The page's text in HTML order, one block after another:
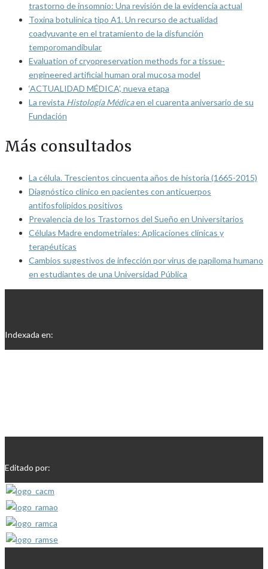
trastorno de insomnio: Una revisión de la evidencia actual
Toxina botulínica tipo A1. Un recurso de actualidad
coadyuvante en el tratamiento de la disfunción
temporomandibular
Evaluation of cryopreservation methods for a tissue-
engineered artificial human oral mucosa model
‘ACTUALIDAD MÉDICA’, nueva etapa
La revista Histología Médicaen el cuarenta aniversario de su
Fundación
Más consultados
La célula. Trescientos cincuenta años de historia (1665-2015)
Diagnóstico clínico en pacientes con anticuerpos
antifosfolípidos positivos
Prevalencia de los Trastornos del Sueño en Universitarios
Células Madre endometriales: Aplicaciones clínicas y
terapéuticas
Cambios sugestivos de infección por virus de papiloma humano
en estudiantes de una Universidad Pública
Indexada en:
Editado por: